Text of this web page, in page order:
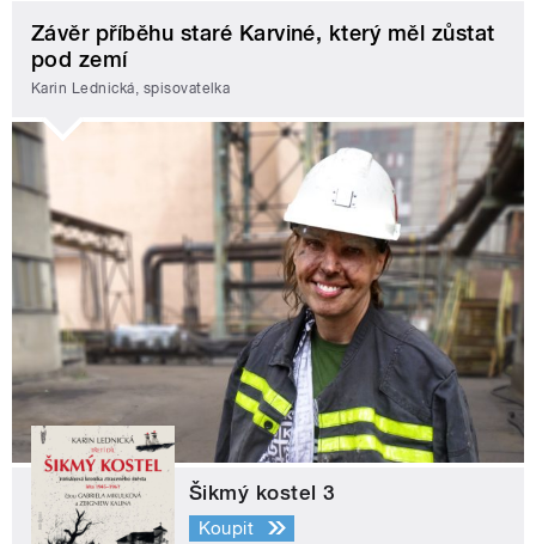
Závěr příběhu staré Karviné, který měl zůstat
pod zemí
Karin Lednická, spisovatelka
Šikmý kostel 3
Koupit